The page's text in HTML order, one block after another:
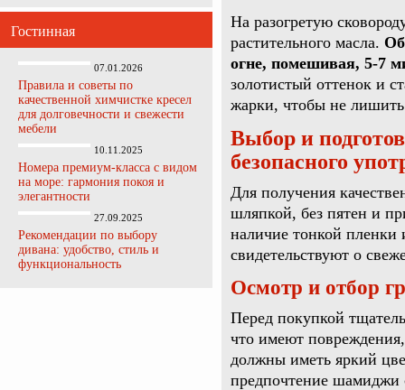
Гостинная
07.01.2026
Правила и советы по
качественной химчистке кресел
для долговечности и свежести
мебели
10.11.2025
Номера премиум-класса с видом
на море: гармония покоя и
элегантности
27.09.2025
Рекомендации по выбору
дивана: удобство, стиль и
функциональность
На разогретую
растительного масла.
огне, помешивая, 5-7
золотистый оттенок и
жарки, чтобы не лишить
Выбор и
безопасного
Для получения
шляпкой, без пятен и
наличие тонкой пленки
свидетельствуют о
Осмотр и отбор
Перед покупкой
что имеют
должны иметь яркий
предпочтение